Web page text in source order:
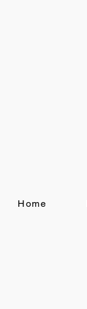
Home